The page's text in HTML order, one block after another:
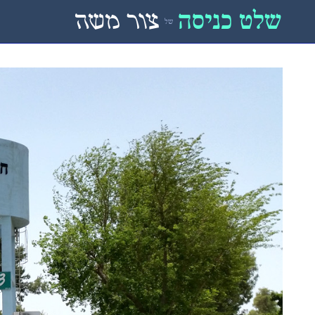
שלט כניסה של צור משה